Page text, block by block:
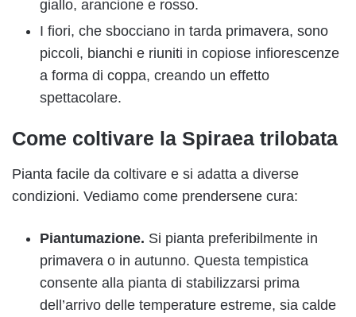
giallo, arancione e rosso.
I fiori, che sbocciano in tarda primavera, sono
piccoli, bianchi e riuniti in copiose infiorescenze
a forma di coppa, creando un effetto
spettacolare.
Come coltivare la Spiraea trilobata
Pianta facile da coltivare e si adatta a diverse
condizioni. Vediamo come prendersene cura:
Piantumazione. Si pianta preferibilmente in
primavera o in autunno. Questa tempistica
consente alla pianta di stabilizzarsi prima
dell’arrivo delle temperature estreme, sia calde